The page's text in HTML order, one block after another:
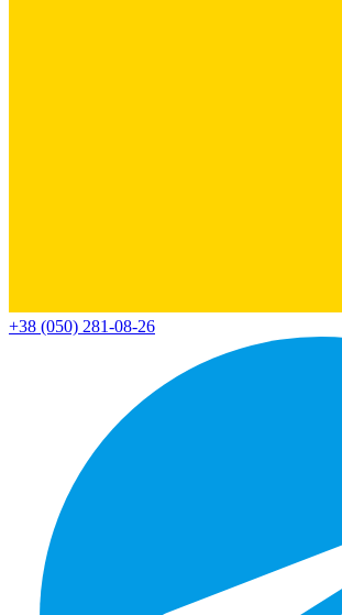
+38 (050) 281-08-26